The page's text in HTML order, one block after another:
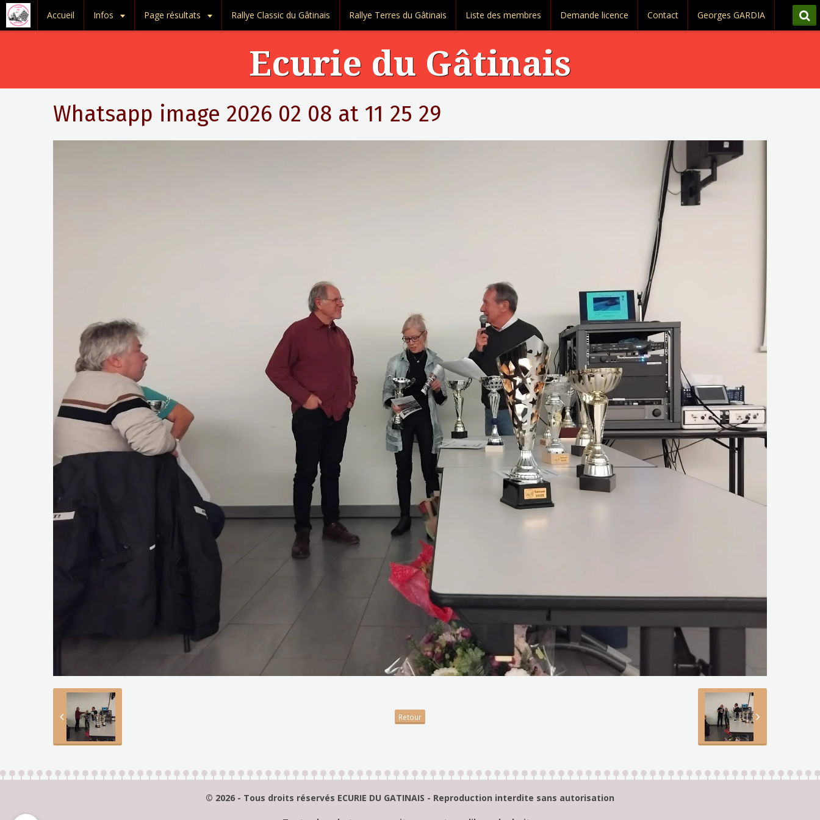
Accueil Infos Page résultats Rallye Classic du Gâtinais Rallye Terres du Gâtinais Liste des membres Demande licence Contact Georges GARDIA
Ecurie du Gâtinais
Whatsapp image 2026 02 08 at 11 25 29
Retour
© 2026 - Tous droits réservés ECURIE DU GATINAIS - Reproduction interdite sans autorisation